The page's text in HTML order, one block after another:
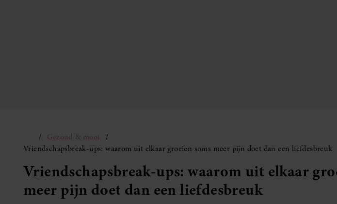
Gezond & mooi
Vriendschapsbreak-ups: waarom uit elkaar groeien soms meer pijn doet dan een liefdesbreuk
Vriendschapsbreak-ups: waarom uit elkaar
meer pijn doet dan een liefdesbreuk